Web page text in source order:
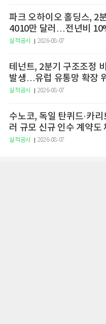
파크 오하이오 홀딩스, 2
4010만 달러…전년비
실적공시 2026-08-07
테넌트, 2분기 구조조정
발생…유럽 유통망 확장
수
실적공시 2026-08-07
수노코, 독일 탄퀴드·카
러 규모 신규 인수 계약도
실적공시 2026-08-07